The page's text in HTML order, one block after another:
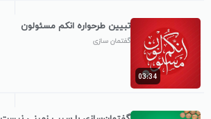
03:34
تبیین طرحواره انکم مسئولون
گفتمان سازی